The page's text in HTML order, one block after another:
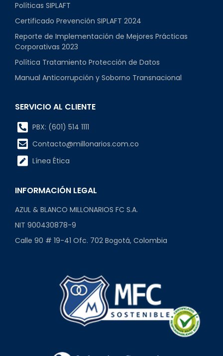
Políticas SIPLAFT
Certificado Prevención SIPLAFT 2024
Reporte de Implementación de Mejores Prácticas
Corporativas 2023
Política Tratamiento Protección de Datos
Manual Anticorrupción y Soborno Transnacional
SERVICIO AL CLIENTE
PBX: (601) 514 1111
Contacto@millonarios.com.co
Línea Ética
INFORMACIÓN LEGAL
AZUL & BLANCO MILLONARIOS FC S.A.
NIT 900430878-9
Calle 90 # 19-41 Ofc. 702 Bogotá, Colombia